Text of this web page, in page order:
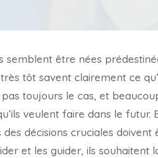
semblent être nées
tôt savent clairement ce
toujours le cas, et
veulent faire dans le futur.
décisions cruciales
et les guider, ils souhaitent